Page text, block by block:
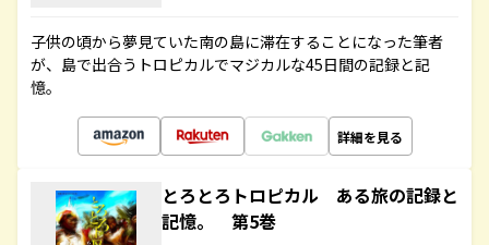
子供の頃から夢見ていた南の島に滞在することになった筆者
が、島で出合うトロピカルでマジカルな45日間の記録と記
憶。
詳細を見る
とろとろトロピカル ある旅の記録と
記憶。 第5巻